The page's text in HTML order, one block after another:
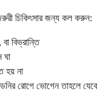
চিকিৎসার জন্য কল করুন:
বিভ্রান্তি
ঘা
হয় না
রোগে ভোগেন তাহলে